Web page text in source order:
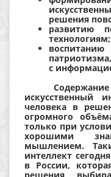
решения
развитию
технологиям;
воспитанию
с
Содержание
искусственный
человека в
огромного
только при
хорошими
мышлением.
интеллект
в России,